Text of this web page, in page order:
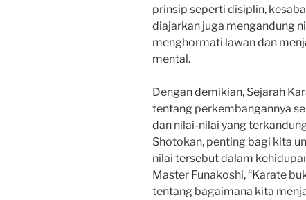
prinsip seperti disiplin,
diajarkan juga mengandung
menghormati lawan dan
mental.
Dengan demikian, Sejarah
tentang perkembangannya
dan nilai-nilai yang
Shotokan, penting bagi kita
nilai tersebut dalam
Master Funakoshi, “Karate
tentang bagaimana kita